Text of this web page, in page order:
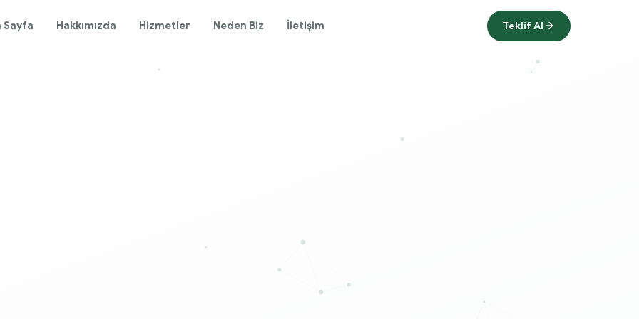
Sayfa Hakkımızda Hizmetler Neden Biz İletişim Teklif Al